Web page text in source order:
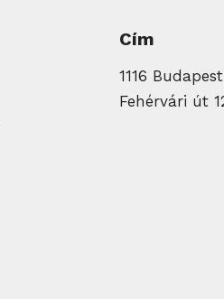
Cím
1116
Fehérvári út